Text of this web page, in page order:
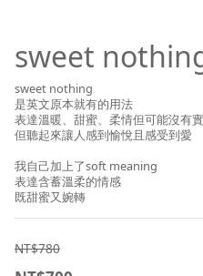
sweet
sweet nothing
是英文原本就有的用法
表達溫暖、甜蜜、柔情但可能沒有
但聽起來讓人感到愉悅且感受到愛
我自己加上了soft meaning
表達含蓄溫柔的情感
既甜蜜又婉轉
NT$780